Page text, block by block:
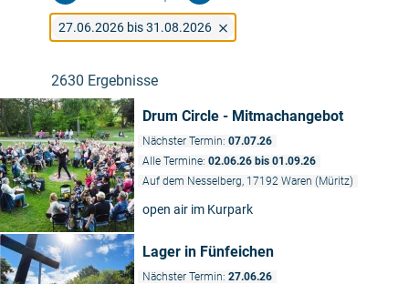
27.06.2026 bis 31.08.2026
2630 Ergebnisse
Drum Circle - Mitmachangebot
Nächster Termin: 07.07.26
Alle Termine: 02.06.26 bis 01.09.26
Auf dem Nesselberg, 17192 Waren (Müritz)
open air im Kurpark
Lager in Fünfeichen
Nächster Termin: 27.06.26